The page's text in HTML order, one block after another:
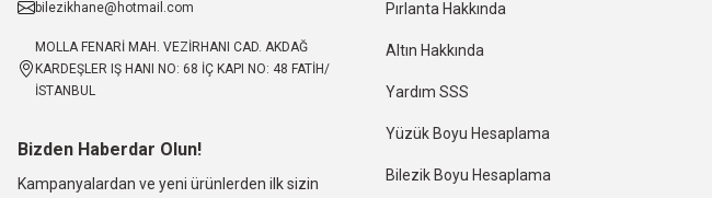
bilezikhane@hotmail.com
MOLLA FENARİ MAH. VEZİRHANI CAD. AKDAĞ
KARDEŞLER IŞ HANI NO: 68 İÇ KAPI NO: 48 FATİH/
İSTANBUL
Bizden Haberdar Olun!
Kampanyalardan ve yeni ürünlerden ilk sizin
Pırlanta Hakkında
Altın Hakkında
Yardım SSS
Yüzük Boyu Hesaplama
Bilezik Boyu Hesaplama